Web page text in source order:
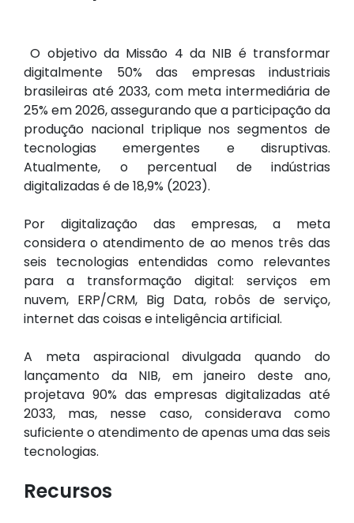
O objetivo da Missão 4 da NIB é transformar
digitalmente 50% das empresas industriais
brasileiras até 2033, com meta intermediária de
25% em 2026, assegurando que a participação da
produção nacional triplique nos segmentos de
tecnologias emergentes e disruptivas.
Atualmente, o percentual de indústrias
digitalizadas é de 18,9% (2023).
Por digitalização das empresas, a meta
considera o atendimento de ao menos três das
seis tecnologias entendidas como relevantes
para a transformação digital: serviços em
nuvem, ERP/CRM, Big Data, robôs de serviço,
internet das coisas e inteligência artificial.
A meta aspiracional divulgada quando do
lançamento da NIB, em janeiro deste ano,
projetava 90% das empresas digitalizadas até
2033, mas, nesse caso, considerava como
suficiente o atendimento de apenas uma das seis
tecnologias.
Recursos